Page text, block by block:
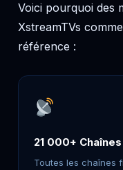
Voici pourquoi des
XstreamTVs
référence :
21 000+
Toutes les chaînes